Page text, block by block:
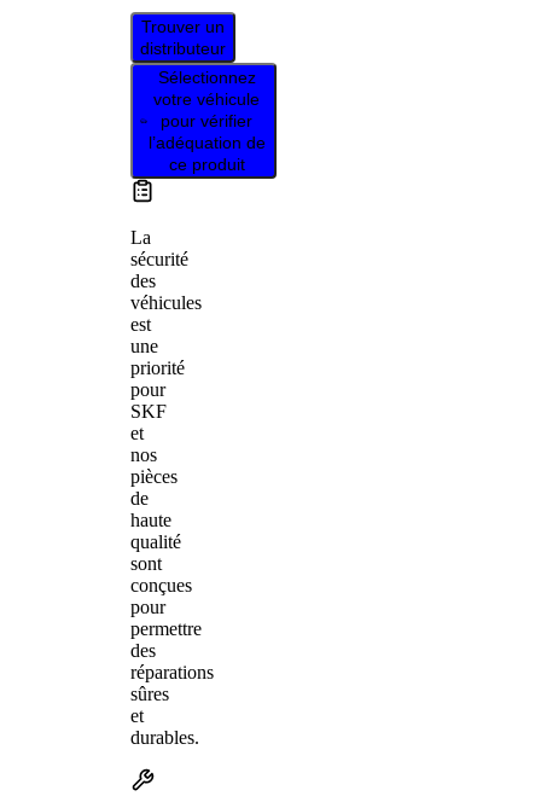
Trouver un
distributeur
Sélectionnez
votre véhicule
pour vérifier
l’adéquation de
ce produit
La
sécurité
des
véhicules
est
une
priorité
pour
SKF
et
nos
pièces
de
haute
qualité
sont
conçues
pour
permettre
des
réparations
sûres
et
durables.